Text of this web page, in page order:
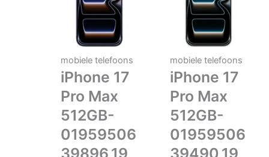
mobiele telefoons
iPhone 17
Pro Max
512GB-
01959506
mobiele telefoons
iPhone 17
Pro Max
512GB-
01959506